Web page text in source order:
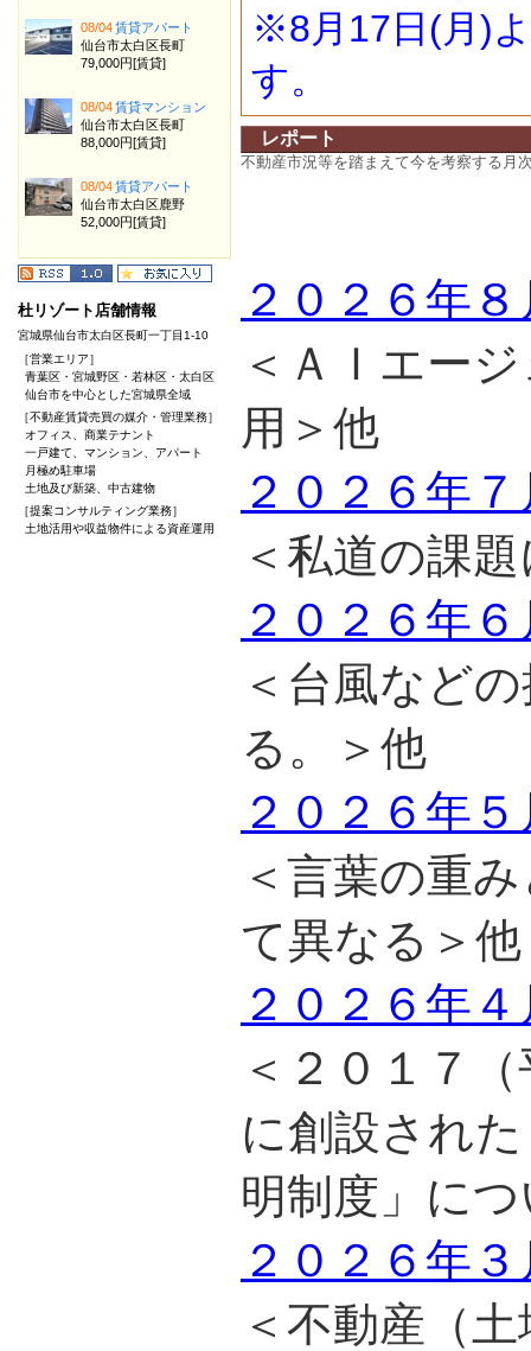
※8月17日(月)
す。
レポート
不動産市況等を踏まえて今を考察する月
２０２６年
＜ＡＩエー
用＞他
２０２６年
＜私道の課
２０２６年
＜台風など
る。＞他
２０２６年
＜言葉の重
て異なる＞他
２０２６年
＜２０１７
に創設され
明制度」に
２０２６年
＜不動産（
08/04賃貸アパート
仙台市太白区長町
79,000円[賃貸]
08/04賃貸マンション
仙台市太白区長町
88,000円[賃貸]
08/04賃貸アパート
仙台市太白区鹿野
52,000円[賃貸]
杜リゾート店舗情報
宮城県仙台市太白区長町一丁目1-10
［営業エリア］
青葉区・宮城野区・若林区・太白区
仙台市を中心とした宮城県全域
［不動産賃貸売買の媒介・管理業務］
オフィス、商業テナント
一戸建て、マンション、アパート
月極め駐車場
土地及び新築、中古建物
［提案コンサルティング業務］
土地活用や収益物件による資産運用